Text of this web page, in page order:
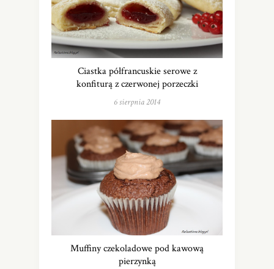
Ciastka półfrancuskie serowe z
konfiturą z czerwonej porzeczki
6 sierpnia 2014
Muffiny czekoladowe pod kawową
pierzynką